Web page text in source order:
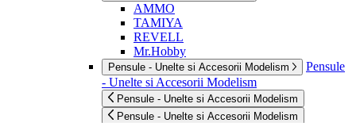
AMMO
TAMIYA
REVELL
Mr.Hobby
Pensule - Unelte si Accesorii Modelism
Pensule
- Unelte si Accesorii Modelism
Pensule - Unelte si Accesorii Modelism
Pensule - Unelte si Accesorii Modelism